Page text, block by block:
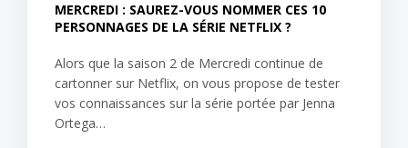
MERCREDI : SAUREZ-VOUS NOMMER CES 10
PERSONNAGES DE LA SÉRIE NETFLIX ?
Alors que la saison 2 de Mercredi continue de
cartonner sur Netflix, on vous propose de tester
vos connaissances sur la série portée par Jenna
Ortega…